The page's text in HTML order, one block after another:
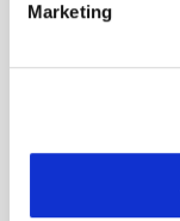
Marketing